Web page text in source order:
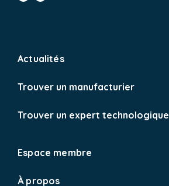
Actualités
Trouver un manufacturier
Trouver un expert technologique
Espace membre
À propos